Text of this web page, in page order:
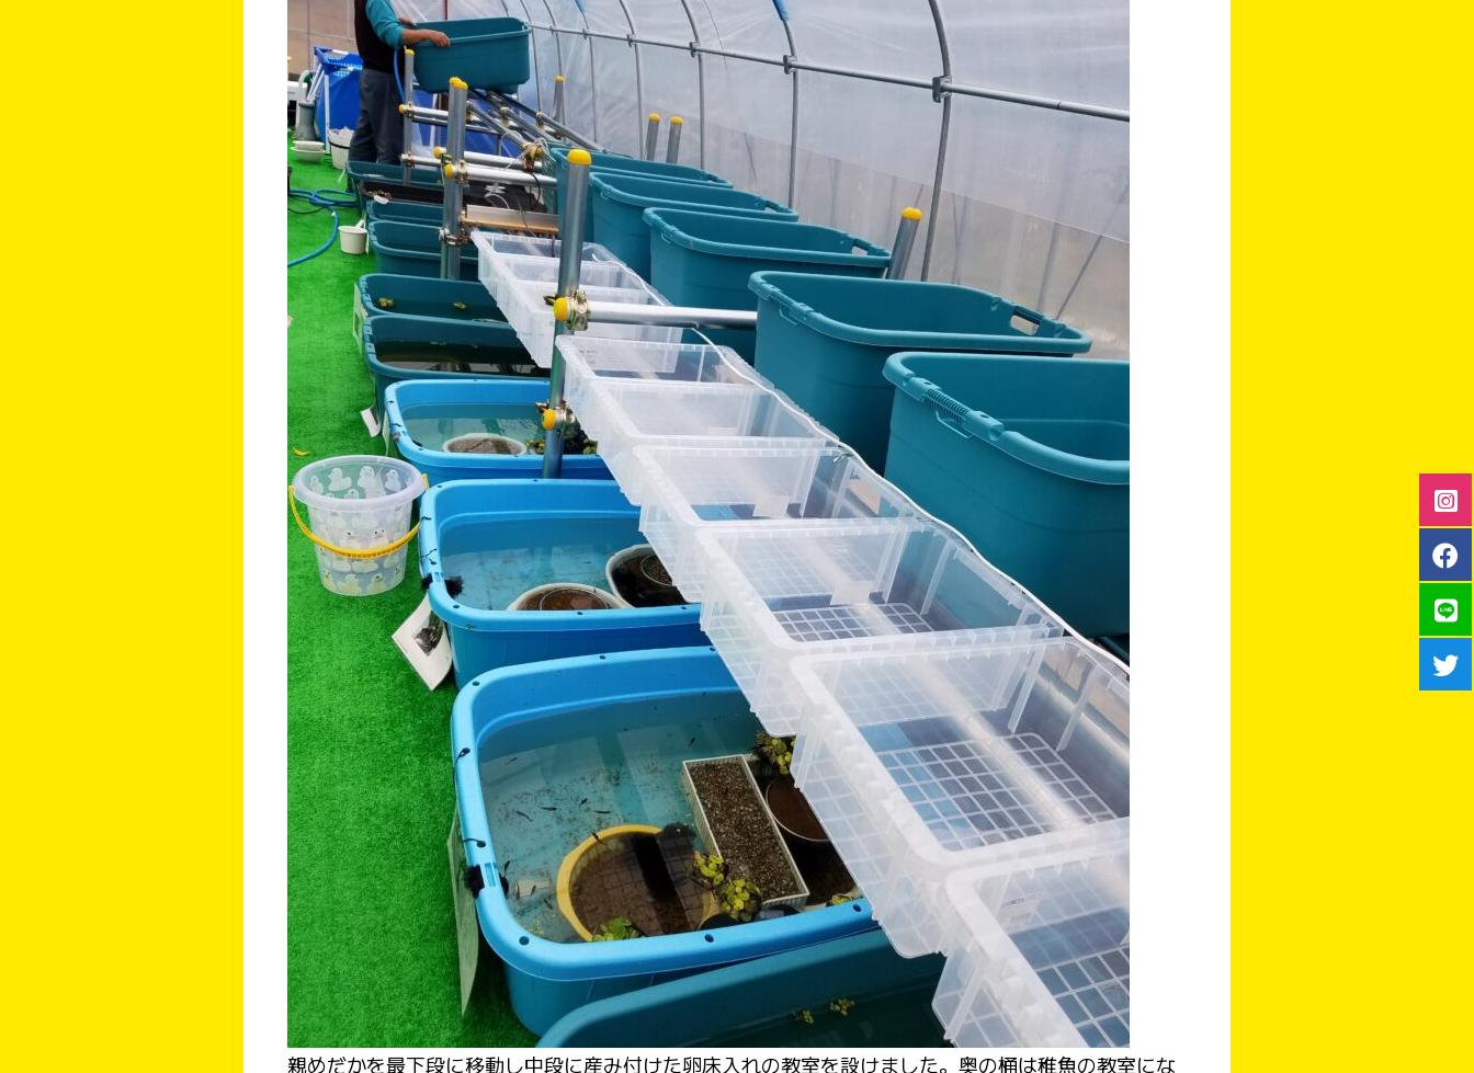
親めだかを最下段に移動し中段に産み付けた卵床入れの教室を設けました。奥の桶は稚魚の教室にな